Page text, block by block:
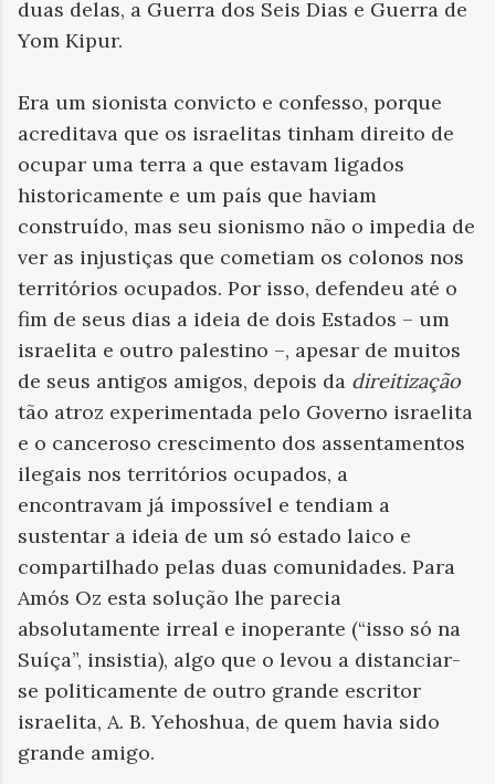
duas delas, a Guerra dos Seis Dias e Guerra de
Yom Kipur.
Era um sionista convicto e confesso, porque
acreditava que os israelitas tinham direito de
ocupar uma terra a que estavam ligados
historicamente e um país que haviam
construído, mas seu sionismo não o impedia de
ver as injustiças que cometiam os colonos nos
territórios ocupados. Por isso, defendeu até o
fim de seus dias a ideia de dois Estados – um
israelita e outro palestino –, apesar de muitos
de seus antigos amigos, depois da direitização
tão atroz experimentada pelo Governo israelita
e o canceroso crescimento dos assentamentos
ilegais nos territórios ocupados, a
encontravam já impossível e tendiam a
sustentar a ideia de um só estado laico e
compartilhado pelas duas comunidades. Para
Amós Oz esta solução lhe parecia
absolutamente irreal e inoperante (“isso só na
Suíça”, insistia), algo que o levou a distanciar-
se politicamente de outro grande escritor
israelita, A. B. Yehoshua, de quem havia sido
grande amigo.